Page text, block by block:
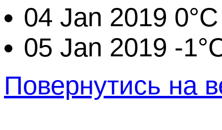
04 Jan 2019 0°C
05 Jan 2019 -
Повернутись на